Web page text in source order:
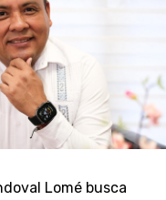
Lomé busca